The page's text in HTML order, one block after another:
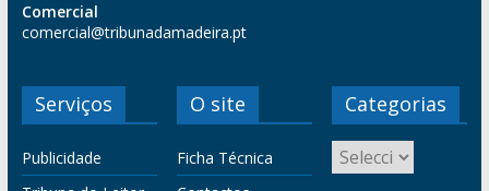
Comercial
comercial@tribunadamadeira.pt
Serviços
Publicidade
O site
Ficha Técnica
Categorias